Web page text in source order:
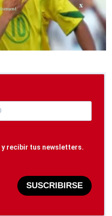
X
recibir tus newsletters.
SUSCRIBIRSE